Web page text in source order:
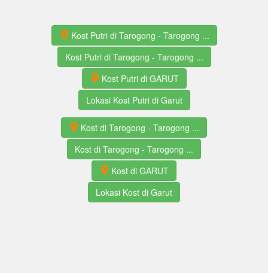
Kost Putri di Tarogong - Tarogong ...
Kost Putri di Tarogong - Tarogong ...
Kost Putri di GARUT
Lokasi Kost Putri di Garut
Kost di Tarogong - Tarogong ...
Kost di Tarogong - Tarogong ...
Kost di GARUT
Lokasi Kost di Garut